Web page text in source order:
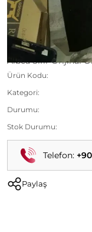
Albea Sıfır Orijinal
Ürün Kodu:
Kategori:
Durumu:
Stok Durumu:
Telefon:
Paylaş